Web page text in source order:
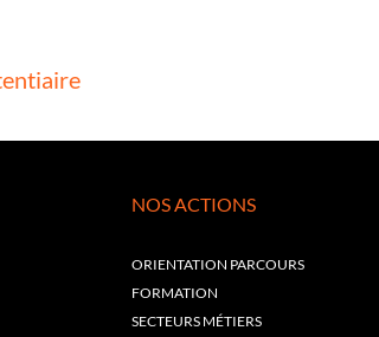
NOS ACTIONS
ORIENTATION PARCOURS
FORMATION
SECTEURS MÉTIERS